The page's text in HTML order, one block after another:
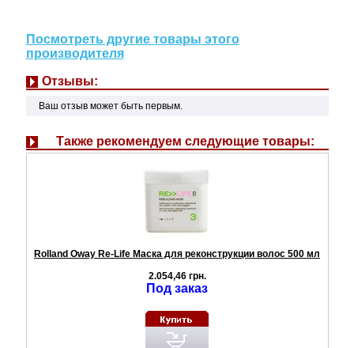
Посмотреть другие товары этого
производителя
Отзывы:
Ваш отзыв может быть первым.
Также рекомендуем следующие товары:
Rolland Oway Re-Life Маска для реконструкции волос 500 мл
2.054,46 грн.
Под заказ